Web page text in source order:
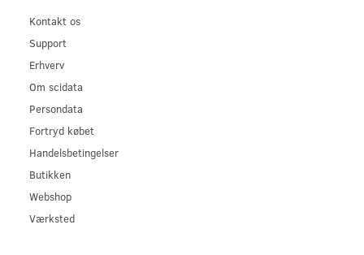
Kontakt os
Support
Erhverv
Om scidata
Persondata
Fortryd købet
Handelsbetingelser
Butikken
Webshop
Værksted